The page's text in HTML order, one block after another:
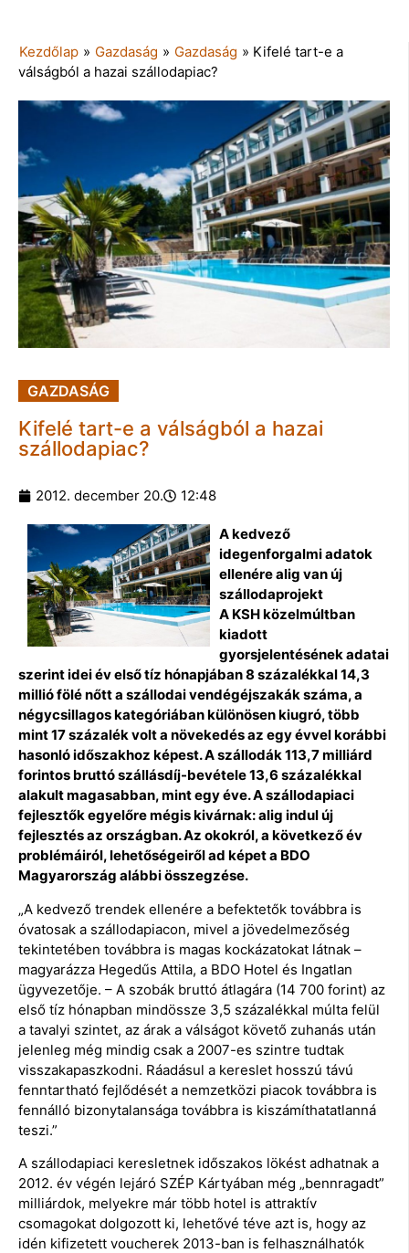
Kezdőlap » Gazdaság » Gazdaság » Kifelé tart-e a
válságból a hazai szállodapiac?
GAZDASÁG
Kifelé tart-e a válságból a hazai
szállodapiac?
2012. december 20. 12:48
A kedvező
idegenforgalmi adatok
ellenére alig van új
szállodaprojekt
A KSH közelmúltban
kiadott
gyorsjelentésének adatai
szerint idei év első tíz hónapjában 8 százalékkal 14,3
millió fölé nőtt a szállodai vendégéjszakák száma, a
négycsillagos kategóriában különösen kiugró, több
mint 17 százalék volt a növekedés az egy évvel korábbi
hasonló időszakhoz képest. A szállodák 113,7 milliárd
forintos bruttó szállásdíj-bevétele 13,6 százalékkal
alakult magasabban, mint egy éve. A szállodapiaci
fejlesztők egyelőre mégis kivárnak: alig indul új
fejlesztés az országban. Az okokról, a következő év
problémáiról, lehetőségeiről ad képet a BDO
Magyarország alábbi összegzése.
„A kedvező trendek ellenére a befektetők továbbra is
óvatosak a szállodapiacon, mivel a jövedelmezőség
tekintetében továbbra is magas kockázatokat látnak –
magyarázza Hegedűs Attila, a BDO Hotel és Ingatlan
ügyvezetője. – A szobák bruttó átlagára (14 700 forint) az
első tíz hónapban mindössze 3,5 százalékkal múlta felül
a tavalyi szintet, az árak a válságot követő zuhanás után
jelenleg még mindig csak a 2007-es szintre tudtak
visszakapaszkodni. Ráadásul a kereslet hosszú távú
fenntartható fejlődését a nemzetközi piacok továbbra is
fennálló bizonytalansága továbbra is kiszámíthatatlanná
teszi.”
A szállodapiaci keresletnek időszakos lökést adhatnak a
2012. év végén lejáró SZÉP Kártyában még „bennragadt”
milliárdok, melyekre már több hotel is attraktív
csomagokat dolgozott ki, lehetővé téve azt is, hogy az
idén kifizetett voucherek 2013-ban is felhasználhatók